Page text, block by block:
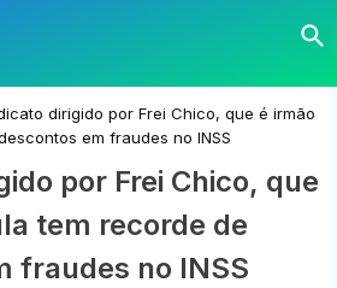
dirigido por Frei Chico, que é irmão
em fraudes no INSS
por Frei Chico, que
tem recorde de
fraudes no INSS